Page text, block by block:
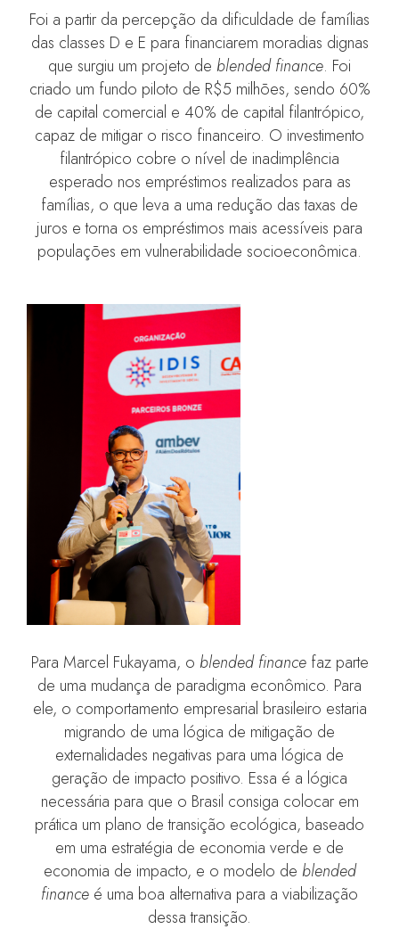
Foi a partir da percepção da dificuldade de famílias
das classes D e E para financiarem moradias dignas
que surgiu um projeto de blended finance. Foi
criado um fundo piloto de R$5 milhões, sendo 60%
de capital comercial e 40% de capital filantrópico,
capaz de mitigar o risco financeiro. O investimento
filantrópico cobre o nível de inadimplência
esperado nos empréstimos realizados para as
famílias, o que leva a uma redução das taxas de
juros e torna os empréstimos mais acessíveis para
populações em vulnerabilidade socioeconômica.
Para Marcel Fukayama, o blended financefaz parte
de uma mudança de paradigma econômico. Para
ele, o comportamento empresarial brasileiro estaria
migrando de uma lógica de mitigação de
externalidades negativas para uma lógica de
geração de impacto positivo. Essa é a lógica
necessária para que o Brasil consiga colocar em
prática um plano de transição ecológica, baseado
em uma estratégia de economia verde e de
economia de impacto, e o modelo de blended
finance é uma boa alternativa para a viabilização
dessa transição.